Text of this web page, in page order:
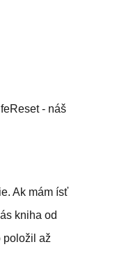
- náš
Ak mám ísť
kniha od
položil až